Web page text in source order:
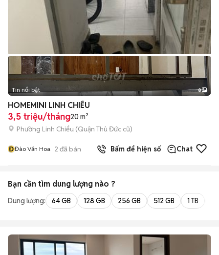
+2
Tin nổi bật 8
HOMEMINI LINH CHIỂU
3,5 triệu/tháng20 m²
Phường Linh Chiểu (Quận Thủ Đức cũ)
ĐĐào Văn Hoa 2 đã bán Bấm để hiện số Chat
Bạn cần tìm dung lượng nào ?
Dung lượng: 64 GB 128 GB 256 GB 512 GB 1 TB